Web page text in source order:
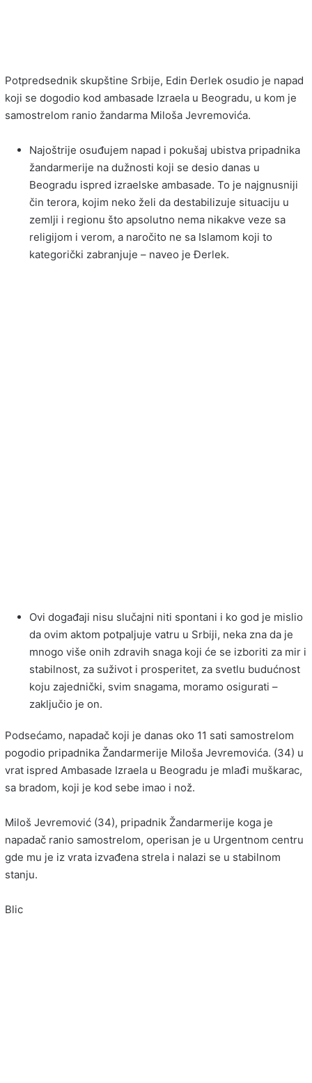
Potpredsednik skupštine Srbije, Edin Đerlek osudio je napad
koji se dogodio kod ambasade Izraela u Beogradu, u kom je
samostrelom ranio žandarma Miloša Jevremovića.
Najoštrije osuđujem napad i pokušaj ubistva pripadnika
žandarmerije na dužnosti koji se desio danas u
Beogradu ispred izraelske ambasade. To je najgnusniji
čin terora, kojim neko želi da destabilizuje situaciju u
zemlji i regionu što apsolutno nema nikakve veze sa
religijom i verom, a naročito ne sa Islamom koji to
kategorički zabranjuje – naveo je Đerlek.
Ovi događaji nisu slučajni niti spontani i ko god je mislio
da ovim aktom potpaljuje vatru u Srbiji, neka zna da je
mnogo više onih zdravih snaga koji će se izboriti za mir i
stabilnost, za suživot i prosperitet, za svetlu budućnost
koju zajednički, svim snagama, moramo osigurati –
zaključio je on.
Podsećamo, napadač koji je danas oko 11 sati samostrelom
pogodio pripadnika Žandarmerije Miloša Jevremovića. (34) u
vrat ispred Ambasade Izraela u Beogradu je mlađi muškarac,
sa bradom, koji je kod sebe imao i nož.
Miloš Jevremović (34), pripadnik Žandarmerije koga je
napadač ranio samostrelom, operisan je u Urgentnom centru
gde mu je iz vrata izvađena strela i nalazi se u stabilnom
stanju.
Blic